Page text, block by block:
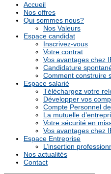
Accueil
Nos offres
Qui sommes nous?
Nos Valeurs
Espace candidat
Inscrivez-vous
Votre contrat
Vos avantages chez
Candidature
Comment construire
Espace salarié
Téléchargez votre
Développer vos
Compte Personnel
La mutuelle
Votre sécurité en
Vos avantages chez
Espace Entreprise
L’insertion
Nos actualités
Contact